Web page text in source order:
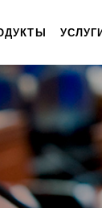
УСЛУГИ